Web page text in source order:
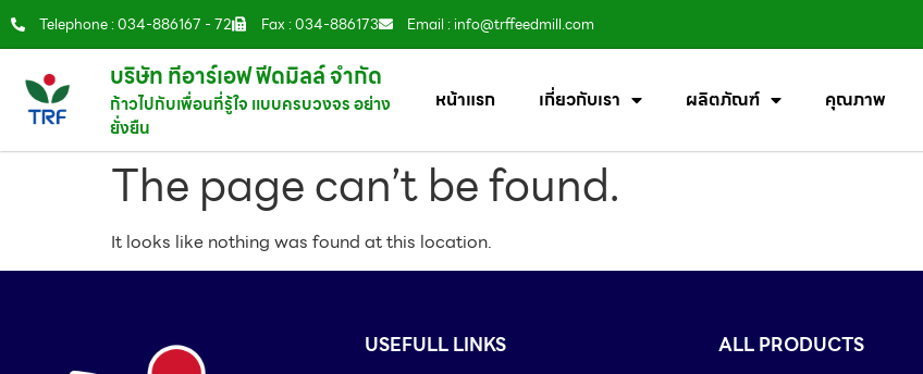
Telephone : 034-886167 - 72 Fax : 034-886173 Email : info@trffeedmill.com
บริษัท ทีอาร์เอฟ ฟีดมิลล์ จำกัด
ก้าวไปกับเพื่อนที่รู้ใจ แบบครบวงจร อย่าง
ยั่งยืน
หน้าแรก เกี่ยวกับเรา ผลิตภัณฑ์ คุณภาพ
The page can’t be found.
It looks like nothing was found at this location.
USEFULL LINKS ALL PRODUCTS